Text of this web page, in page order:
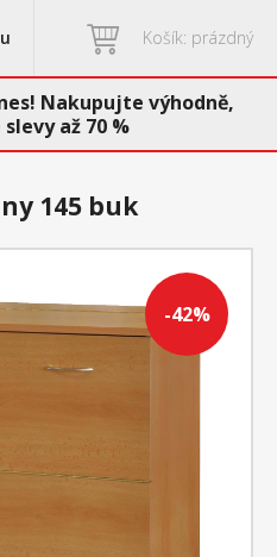
Košík: prázdný
Nakupujte výhodně,
až 70 %
-42%
145 buk